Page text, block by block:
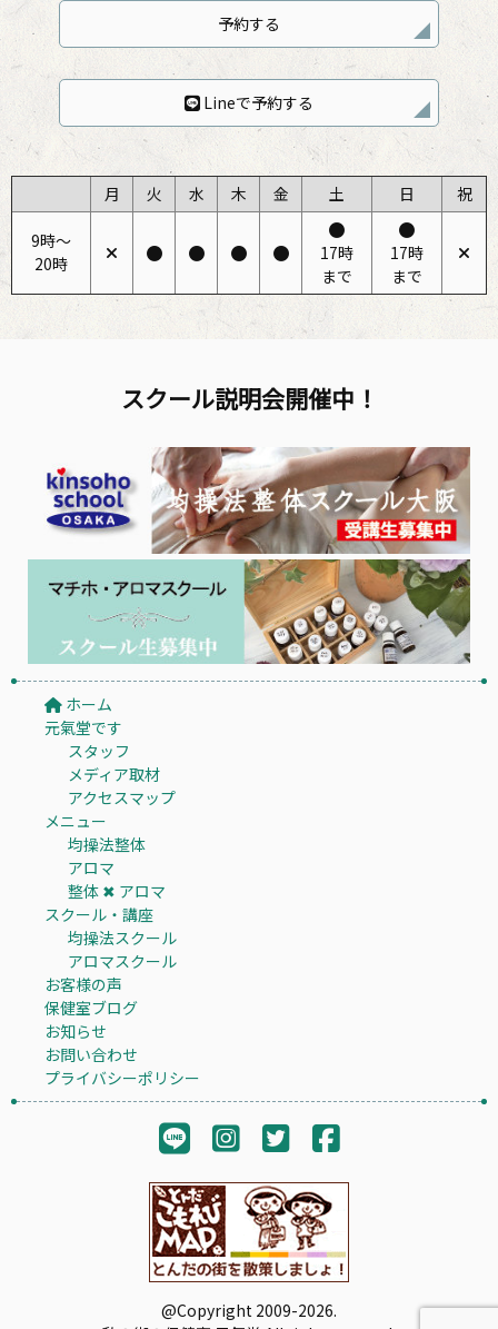
予約する
Lineで予約する
月 火 水 木 金 土 日 祝
9時〜
20時
17時
まで
17時
まで
スクール説明会開催中！
ホーム
元氣堂です
スタッフ
メディア取材
アクセスマップ
メニュー
均操法整体
アロマ
整体 ✖︎ アロマ
スクール・講座
均操法スクール
アロマスクール
お客様の声
保健室ブログ
お知らせ
お問い合わせ
プライバシーポリシー
@Copyright 2009-2026.